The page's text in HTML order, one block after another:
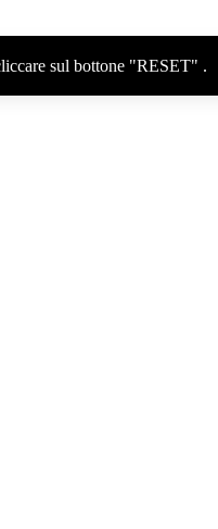
sul bottone "RESET" .